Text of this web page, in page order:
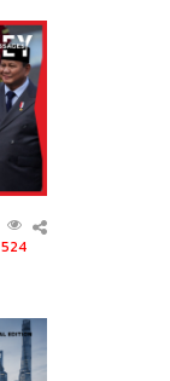
524